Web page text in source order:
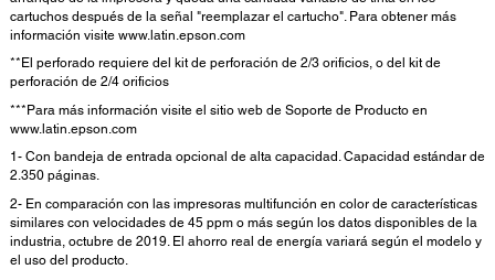
cartuchos después de la señal "reemplazar el cartucho". Para obtener más
información visite www.latin.epson.com
**El perforado requiere del kit de perforación de 2/3 orificios, o del kit de
perforación de 2/4 orificios
***Para más información visite el sitio web de Soporte de Producto en
www.latin.epson.com
1- Con bandeja de entrada opcional de alta capacidad. Capacidad estándar de
2.350 páginas.
2- En comparación con las impresoras multifunción en color de características
similares con velocidades de 45 ppm o más según los datos disponibles de la
industria, octubre de 2019. El ahorro real de energía variará según el modelo y
el uso del producto.